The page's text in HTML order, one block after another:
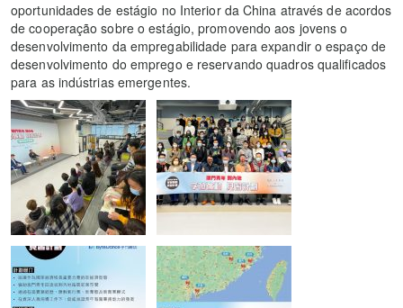
oportunidades de estágio no Interior da China através de acordos
de cooperação sobre o estágio, promovendo aos jovens o
desenvolvimento da empregabilidade para expandir o espaço de
desenvolvimento do emprego e reservando quadros qualificados
para as indústrias emergentes.